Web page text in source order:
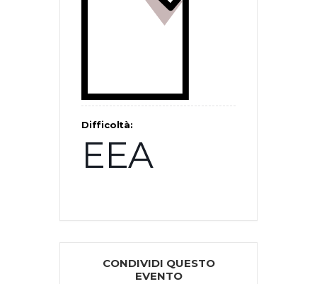
Difficoltà:
EEA
CONDIVIDI QUESTO
EVENTO